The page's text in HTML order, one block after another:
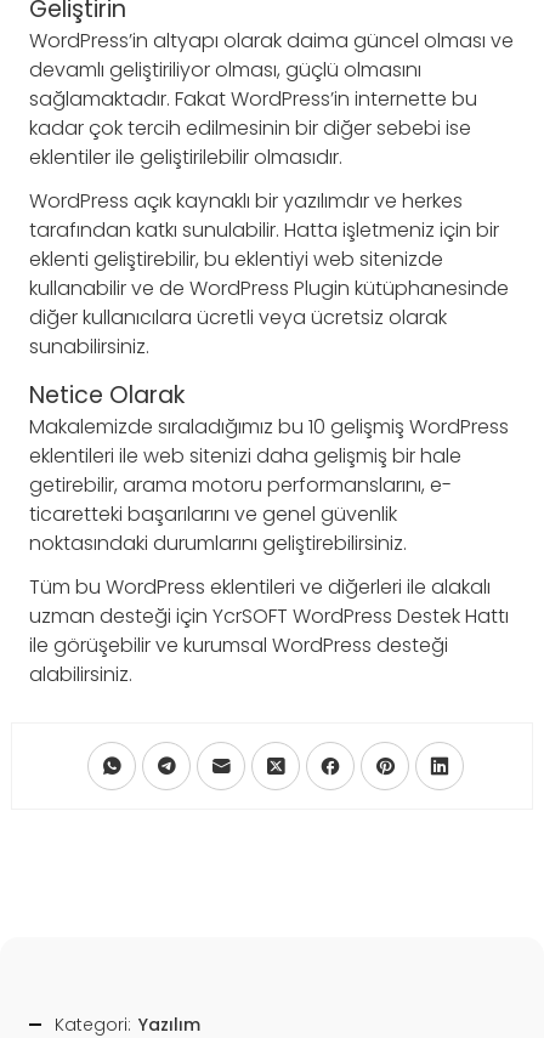
Geliştirin
WordPress’in altyapı olarak daima güncel olması ve
devamlı geliştiriliyor olması, güçlü olmasını
sağlamaktadır. Fakat WordPress’in internette bu
kadar çok tercih edilmesinin bir diğer sebebi ise
eklentiler ile geliştirilebilir olmasıdır.
WordPress açık kaynaklı bir yazılımdır ve herkes
tarafından katkı sunulabilir. Hatta işletmeniz için bir
eklenti geliştirebilir, bu eklentiyi web sitenizde
kullanabilir ve de WordPress Plugin kütüphanesinde
diğer kullanıcılara ücretli veya ücretsiz olarak
sunabilirsiniz.
Netice Olarak
Makalemizde sıraladığımız bu 10 gelişmiş WordPress
eklentileri ile web sitenizi daha gelişmiş bir hale
getirebilir, arama motoru performanslarını, e-
ticaretteki başarılarını ve genel güvenlik
noktasındaki durumlarını geliştirebilirsiniz.
Tüm bu WordPress eklentileri ve diğerleri ile alakalı
uzman desteği için YcrSOFT WordPress Destek Hattı
ile görüşebilir ve kurumsal WordPress desteği
alabilirsiniz.
Kategori: Yazılım